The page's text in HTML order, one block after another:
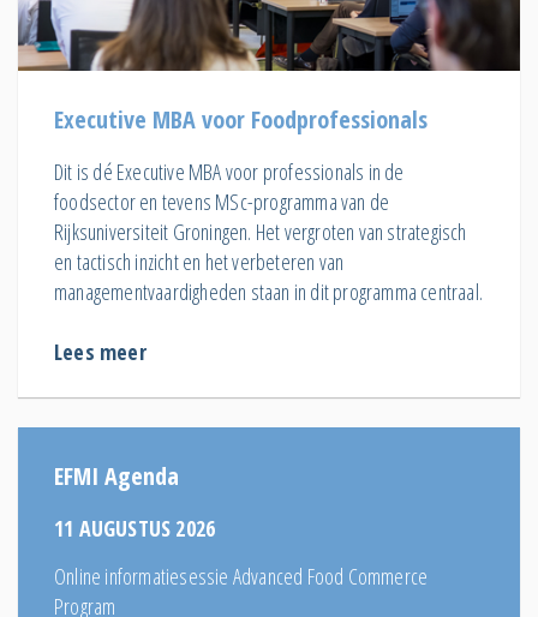
Executive MBA voor Foodprofessionals
Dit is dé Executive MBA voor professionals in de
foodsector en tevens MSc-programma van de
Rijksuniversiteit Groningen. Het vergroten van strategisch
en tactisch inzicht en het verbeteren van
managementvaardigheden staan in dit programma centraal.
Lees meer
EFMI Agenda
11 AUGUSTUS 2026
Online informatiesessie Advanced Food Commerce
Program